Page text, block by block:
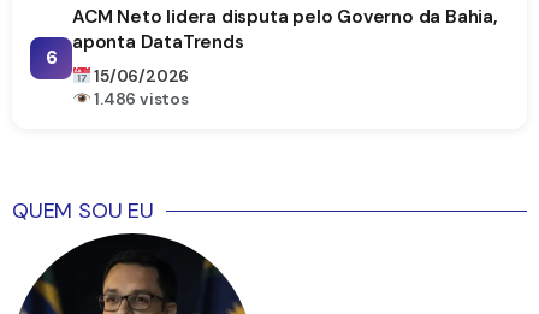
6
ACM Neto lidera disputa pelo Governo da Bahia,
aponta DataTrends
15/06/2026
1.486 vistos
QUEM SOU EU